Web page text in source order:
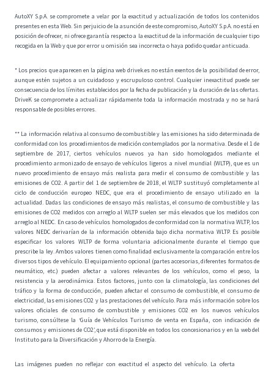
AutoXY S.p.A. se compromete a velar por la exactitud y actualización de todos los contenidos
presentes en esta Web. Sin perjuicio de la asunción de este compromiso, AutoXY S.p.A. no está en
posición de ofrecer, ni ofrece garantía respecto a la exactitud de la información de cualquier tipo
recogida en la Web y que por error u omisión sea incorrecta o haya podido quedar anticuada.
* Los precios que aparecen en la página web drivek.es no están exentos de la posibilidad de error,
aunque estén sujetos a un cuidadoso y escrupuloso control. Cualquier inexactitud puede ser
consecuencia de los límites establecidos por la fecha de publicación y la duración de las ofertas.
DriveK se compromete a actualizar rápidamente toda la información mostrada y no se hará
responsable de posibles errores.
** La información relativa al consumo de combustible y las emisiones ha sido determinada de
conformidad con los procedimientos de medición contemplados por la normativa. Desde el 1 de
septiembre de 2017, ciertos vehículos nuevos ya han sido homologados mediante el
procedimiento armonizado de ensayo de vehículos ligeros a nivel mundial (WLTP), que es un
nuevo procedimiento de ensayo más realista para medir el consumo de combustible y las
emisiones de CO2. A partir del 1 de septiembre de 2018, el WLTP sustituyó completamente al
ciclo de conducción europeo NEDC, que era el procedimiento de ensayo utilizado en la
actualidad. Dadas las condiciones de ensayo más realistas, el consumo de combustible y las
emisiones de CO2 medidos con arreglo al WLTP suelen ser más elevados que los medidos con
arreglo al NEDC. En caso de vehículos homologados de conformidad con la normativa WLTP, los
valores NEDC derivarían de la información obtenida bajo dicha normativa WLTP. Es posible
especificar los valores WLTP de forma voluntaria adicionalmente durante el tiempo que
prescribe la ley. Ambos valores tienen como finalidad exclusivamente la comparación entre los
diversos tipos de vehículo. El equipamiento opcional (partes accesorias, diferentes formatos de
neumático, etc.) pueden afectar a valores relevantes de los vehículos, como el peso, la
resistencia y la aerodinámica. Estos factores, junto con la climatología, las condiciones del
tráfico y la forma de conducción, pueden afectar el consumo de combustible, el consumo de
electricidad, las emisiones CO2 y las prestaciones del vehículo. Para más información sobre los
valores oficiales de consumo de combustible y emisiones CO2 en los nuevos vehículos
turismo, consúltese la ‘Guía de Vehículos Turismo de venta en España, con indicación de
consumos y emisiones de CO2’, que está disponible en todos los concesionarios y en la web del
Instituto para la Diversificación y Ahorro de la Energía.
Las imágenes pueden no reflejar con exactitud el aspecto del vehículo. La oferta